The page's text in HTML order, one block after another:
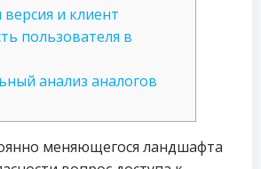
и клиент
пользователя в
анализ аналогов
меняющегося ландшафта